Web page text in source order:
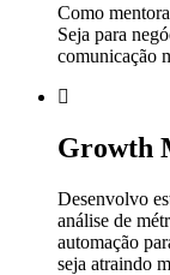
Como
Seja para
comunicação
Growth
Desenvolvo
análise de
automação
seja atraindo